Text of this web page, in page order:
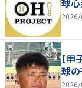
球心
【
球の